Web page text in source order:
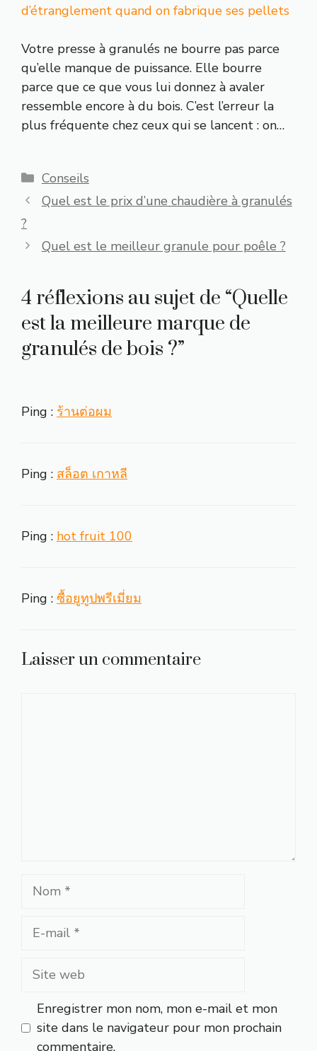
d’étranglement quand on fabrique ses pellets
Votre presse à granulés ne bourre pas parce
qu’elle manque de puissance. Elle bourre
parce que ce que vous lui donnez à avaler
ressemble encore à du bois. C’est l’erreur la
plus fréquente chez ceux qui se lancent : on…
Catégories
Conseils
Quel est le prix d’une chaudière à granulés
?
Quel est le meilleur granule pour poêle ?
4 réflexions au sujet de “Quelle
est la meilleure marque de
granulés de bois ?”
Ping : ร้านต่อผม
Ping : สล็อต เกาหลี
Ping : hot fruit 100
Ping : ซื้อยูทูปพรีเมี่ยม
Laisser un commentaire
Nom
Site
Enregistrer mon nom, mon e-mail et mon
site dans le navigateur pour mon prochain
commentaire.